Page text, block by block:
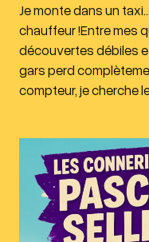
Je monte dans un
chauffeur !Entre mes
découvertes débiles
gars perd
compteur, je cherche